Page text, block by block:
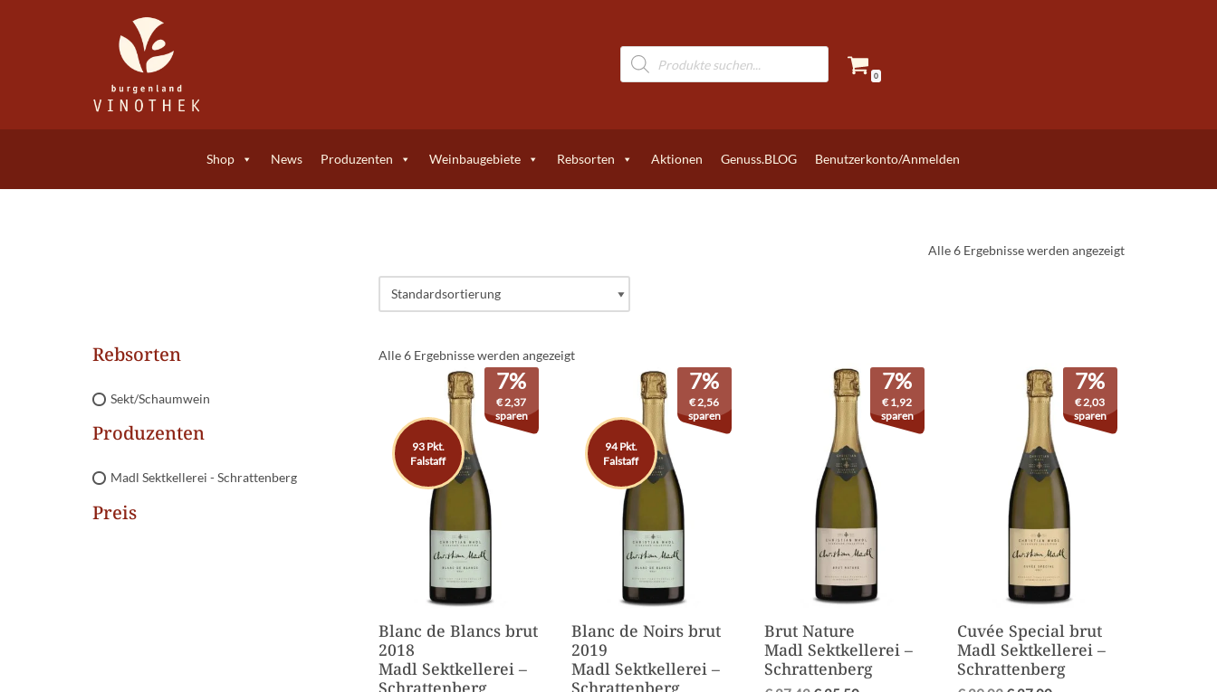
0
Shop News Produzenten Weinbaugebiete Rebsorten Aktionen Genuss.BLOG Benutzerkonto/Anmelden
Rebsorten
Sekt/Schaumwein
Produzenten
Madl Sektkellerei - Schrattenberg
Preis
Alle 6 Ergebnisse werden angezeigt
Alle 6 Ergebnisse werden angezeigt
93 Pkt.
Falstaff
7%
€2,37
sparen
Blanc de Blancs brut
2018
Madl Sektkellerei –
94 Pkt.
Falstaff
7%
€2,56
sparen
Blanc de Noirs brut
2019
Madl Sektkellerei –
7%
€1,92
sparen
Brut Nature
Madl Sektkellerei –
Schrattenberg
7%
€2,03
sparen
Cuvée Special brut
Madl Sektkellerei –
Schrattenberg